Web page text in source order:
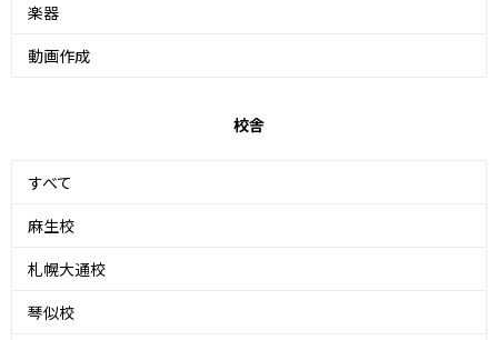
楽器
動画作成
校舎
すべて
麻生校
札幌大通校
琴似校